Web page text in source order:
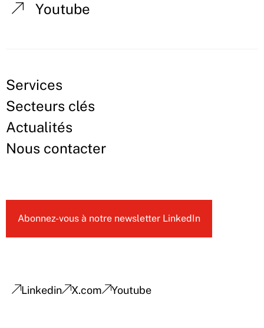
Youtube
Services
Secteurs clés
Actualités
Nous contacter
Abonnez-vous à notre newsletter LinkedIn
Linkedin X.com Youtube